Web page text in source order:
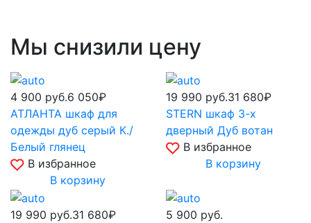
Мы снизили цену
4 900 руб.6 050₽
АТЛАНТА шкаф для
одежды дуб серый К./
Белый глянец
В избранное
В корзину
19 990 руб.31 680₽
STERN шкаф 3-х
дверный Дуб вотан
В избранное
В корзину
19 990 руб.31 680₽
5 900 руб.